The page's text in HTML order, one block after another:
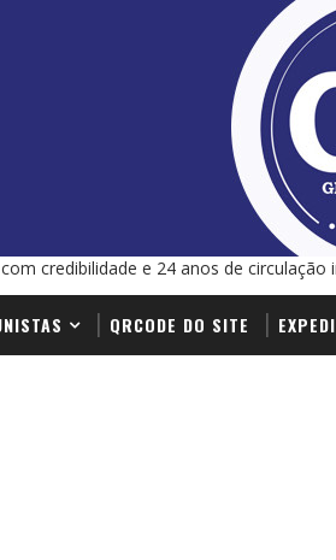
credibilidade e 24 anos de
QRCODE DO SITE